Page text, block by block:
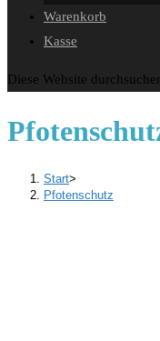
Warenkorb
Kasse
Diese Website
Start>
Pfotenschutz